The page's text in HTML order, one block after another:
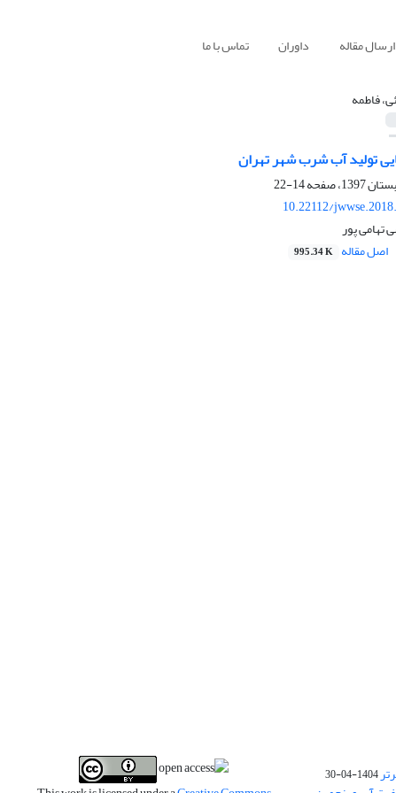
ارسال مقاله داوران تماس با ما
فاطمه
تولید آب شرب شهر تهران
14-22
10.22112/
تهامی پور
اصل مقاله 995.34 K
1404-04-30